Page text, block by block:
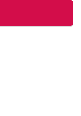
を辞める。翌月からの
でできるオークション
ずは落札者として参